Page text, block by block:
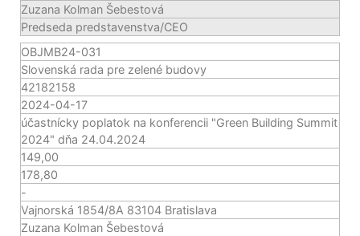
Zuzana Kolman Šebestová
Predseda predstavenstva/CEO
OBJMB24-031
Slovenská rada pre zelené budovy
42182158
2024-04-17
účastnícky poplatok na konferencii "Green Building Summit
2024" dňa 24.04.2024
149,00
178,80
-
Vajnorská 1854/8A 83104 Bratislava
Zuzana Kolman Šebestová